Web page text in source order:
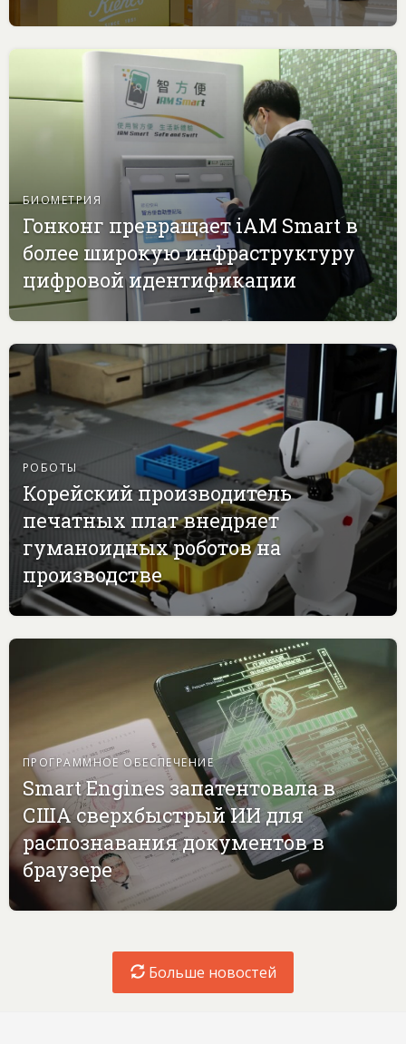
БИОМЕТРИЯ
Гонконг превращает iAM Smart в
более широкую инфраструктуру
цифровой идентификации
РОБОТЫ
Корейский производитель
печатных плат внедряет
гуманоидных роботов на
производстве
ПРОГРАММНОЕ ОБЕСПЕЧЕНИЕ
Smart Engines запатентовала в
США сверхбыстрый ИИ для
распознавания документов в
браузере
Больше новостей